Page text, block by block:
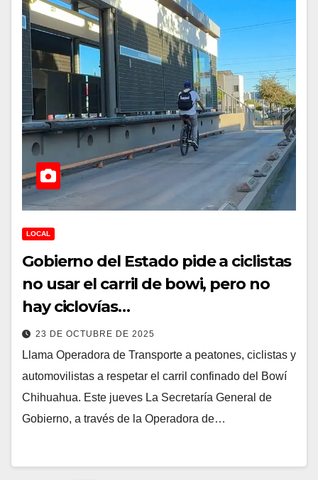
LOCAL
Gobierno del Estado pide a ciclistas
no usar el carril de bowi, pero no
hay ciclovías…
23 DE OCTUBRE DE 2025
Llama Operadora de Transporte a peatones, ciclistas y
automovilistas a respetar el carril confinado del Bowí
Chihuahua. Este jueves La Secretaría General de
Gobierno, a través de la Operadora de…